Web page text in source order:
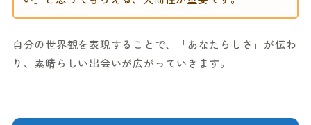
自分の世界観を表現することで、「あなたらしさ」が伝わ
り、素晴らしい出会いが広がっていきます。